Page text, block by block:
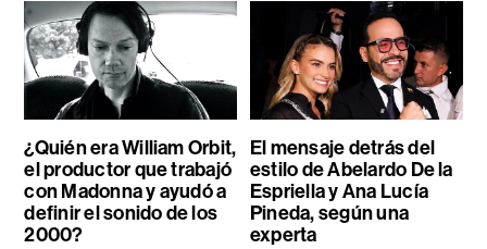
¿Quién era William Orbit,
el productor que trabajó
con Madonna y ayudó a
definir el sonido de los
2000?
El mensaje detrás del
estilo de Abelardo De la
Espriella y Ana Lucía
Pineda, según una
experta